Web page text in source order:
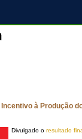
à Produção
Divulgado o resultado